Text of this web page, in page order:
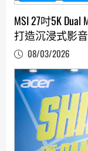
MSI 27吋5K
打造沉浸式影
08/03/2026